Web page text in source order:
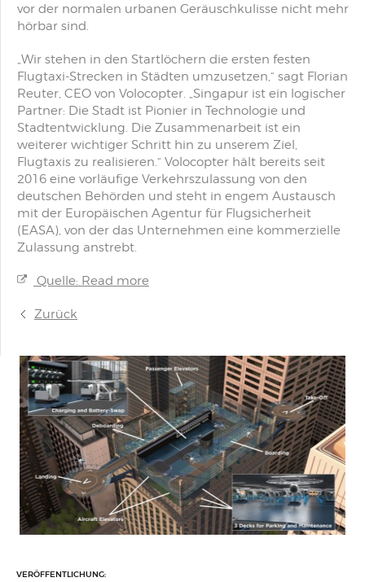
vor der normalen urbanen Geräuschkulisse nicht mehr
hörbar sind.
„Wir stehen in den Startlöchern die ersten festen
Flugtaxi-Strecken in Städten umzusetzen,“ sagt Florian
Reuter, CEO von Volocopter. „Singapur ist ein logischer
Partner: Die Stadt ist Pionier in Technologie und
Stadtentwicklung. Die Zusammenarbeit ist ein
weiterer wichtiger Schritt hin zu unserem Ziel,
Flugtaxis zu realisieren.“ Volocopter hält bereits seit
2016 eine vorläufige Verkehrszulassung von den
deutschen Behörden und steht in engem Austausch
mit der Europäischen Agentur für Flugsicherheit
(EASA), von der das Unternehmen eine kommerzielle
Zulassung anstrebt.
Quelle: Read more
Zurück
VERÖFFENTLICHUNG: